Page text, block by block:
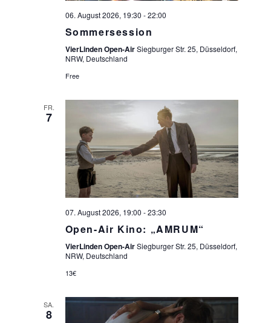
06. August 2026, 19:30 -22:00
Sommersession
VierLinden Open-AirSiegburger Str. 25, Düsseldorf,
NRW, Deutschland
Free
FR.
7
07. August 2026, 19:00 -23:30
Open-Air Kino: „AMRUM“
VierLinden Open-AirSiegburger Str. 25, Düsseldorf,
NRW, Deutschland
13€
SA.
8